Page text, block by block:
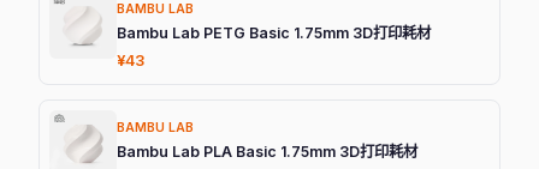
BAMBU LAB
Bambu Lab PETG Basic 1.75mm 3D打印耗材
¥43
BAMBU LAB
Bambu Lab PLA Basic 1.75mm 3D打印耗材